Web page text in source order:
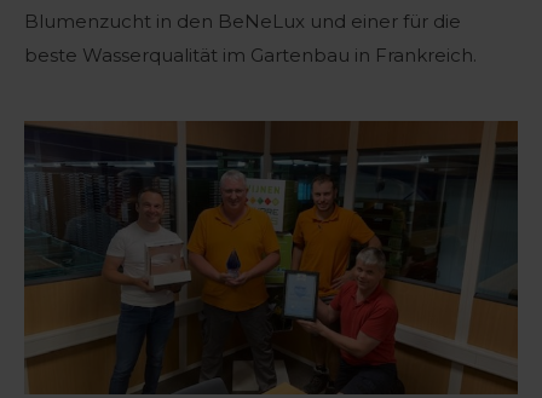
Blumenzucht in den BeNeLux und einer für die
beste Wasserqualität im Gartenbau in Frankreich.